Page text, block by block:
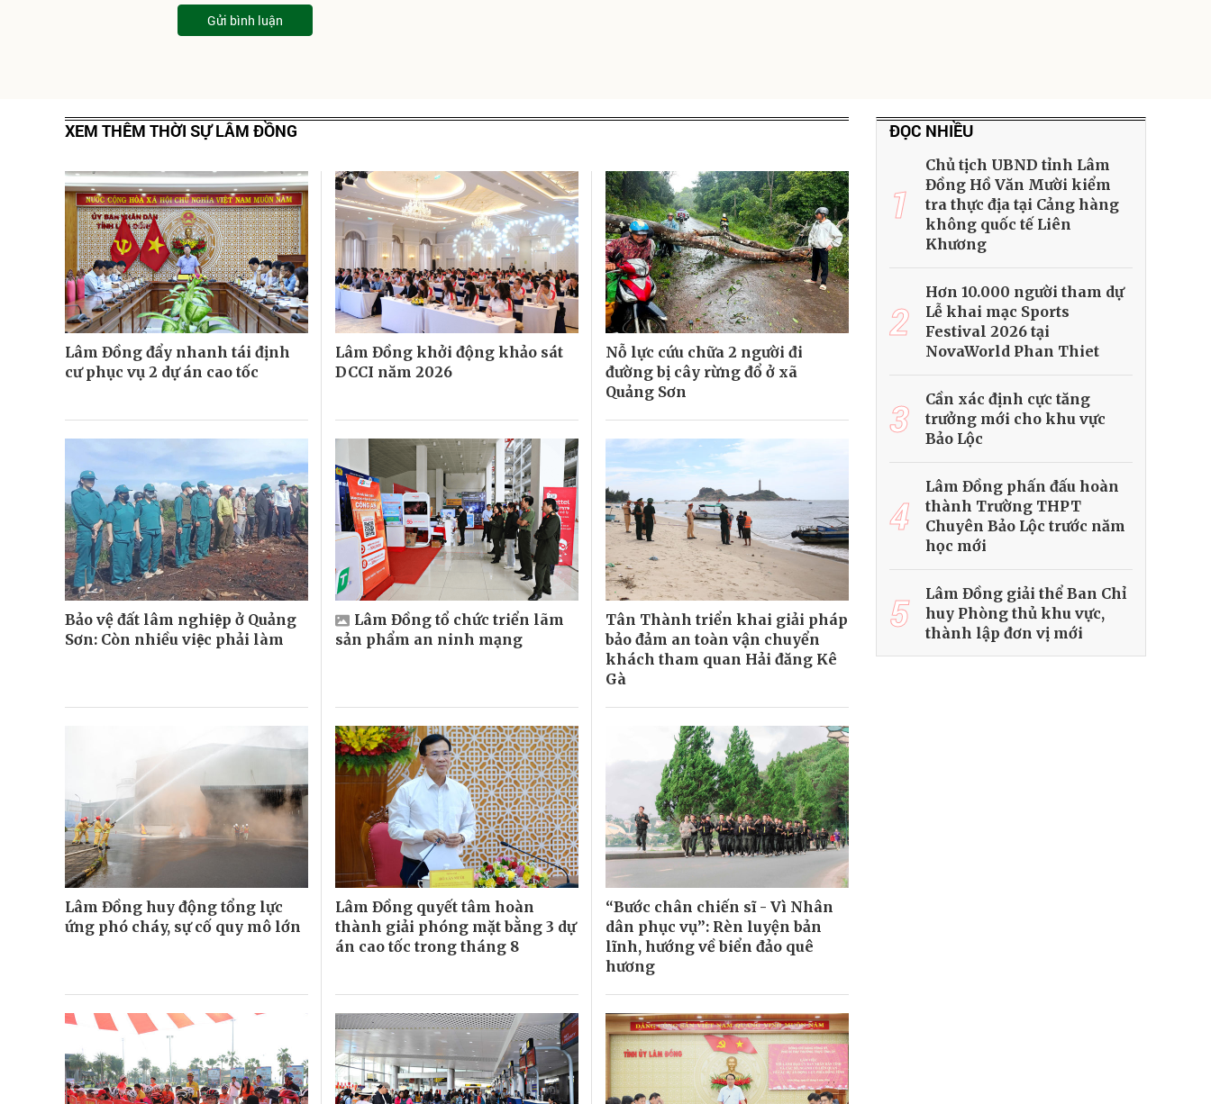
Gửi bình luận
XEM THÊM THỜI SỰ LÂM ĐỒNG
Lâm Đồng đẩy nhanh tái định
cư phục vụ 2 dự án cao tốc
Lâm Đồng khởi động khảo sát
DCCI năm 2026
Nỗ lực cứu chữa 2 người đi
đường bị cây rừng đổ ở xã
Quảng Sơn
Bảo vệ đất lâm nghiệp ở Quảng
Sơn: Còn nhiều việc phải làm
Lâm Đồng tổ chức triển lãm
sản phẩm an ninh mạng
Tân Thành triển khai giải pháp
bảo đảm an toàn vận chuyển
khách tham quan Hải đăng Kê
Gà
Lâm Đồng huy động tổng lực
ứng phó cháy, sự cố quy mô lớn
Lâm Đồng quyết tâm hoàn
thành giải phóng mặt bằng 3 dự
án cao tốc trong tháng 8
“Bước chân chiến sĩ - Vì Nhân
dân phục vụ”: Rèn luyện bản
lĩnh, hướng về biển đảo quê
hương
ĐỌC NHIỀU
1
Chủ tịch UBND tỉnh Lâm
Đồng Hồ Văn Mười kiểm
tra thực địa tại Cảng hàng
không quốc tế Liên
Khương
2
Hơn 10.000 người tham dự
Lễ khai mạc Sports
Festival 2026 tại
NovaWorld Phan Thiet
3
Cần xác định cực tăng
trưởng mới cho khu vực
Bảo Lộc
4
Lâm Đồng phấn đấu hoàn
thành Trường THPT
Chuyên Bảo Lộc trước năm
học mới
5
Lâm Đồng giải thể Ban Chỉ
huy Phòng thủ khu vực,
thành lập đơn vị mới